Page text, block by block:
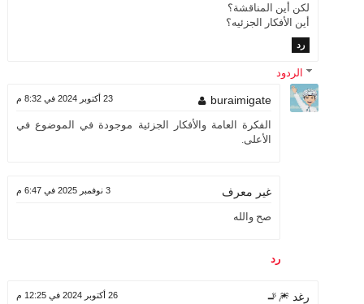
لكن أين المناقشة؟
أين الأفكار الجزئيه؟
رد
الردود
buraimigate 23 أكتوبر 2024 في 8:32 م
الفكرة العامة والأفكار الجزئية موجودة في الموضوع في
الأعلى.
غير معرف 3 نوفمبر 2025 في 6:47 م
صح والله
رد
رغد 🎆🚬 26 أكتوبر 2024 في 12:25 م